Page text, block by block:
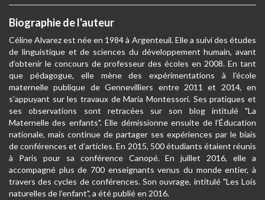
Biographie de l'auteur
Céline Alvarez est née en 1984 à Argenteuil. Elle a suivi des études
de linguistique et de sciences du développement humain, avant
d’obtenir le concours de professeur des écoles en 2008. En tant
que pédagogue, elle mène des expérimentations à l’école
maternelle publique de Gennevilliers entre 2011 et 2014, en
s’appuyant sur les travaux de Maria Montessori. Ses pratiques et
ses observations sont retracées sur son blog intitulé "La
Maternelle des enfants". Elle démissionne ensuite de l’Éducation
nationale, mais continue de partager ses expériences par le biais
de conférences et d’articles. En 2015, 500 étudiants étaient réunis
à Paris pour sa conférence Canopé. En juillet 2016, elle a
accompagné plus de 700 enseignants venus du monde entier, à
travers des cycles de conférences. Son ouvrage, intitulé "Les Lois
naturelles de l’enfant", a été publié en 2016.